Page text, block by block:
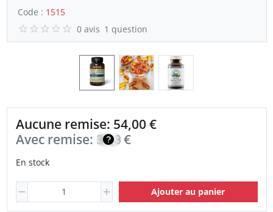
Code : 1515
0 avis 1 question
Aucune remise: 54,00 €
Avec remise: 38,30
€
En stock
Ajouter au panier